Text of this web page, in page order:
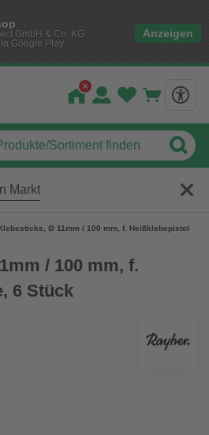
GmbH & Co. KG
Google Play
Anzeigen
Markt
Ø 11mm / 100 mm, f. Heißklebepistole, 6
/ 100 mm, f.
6 Stück